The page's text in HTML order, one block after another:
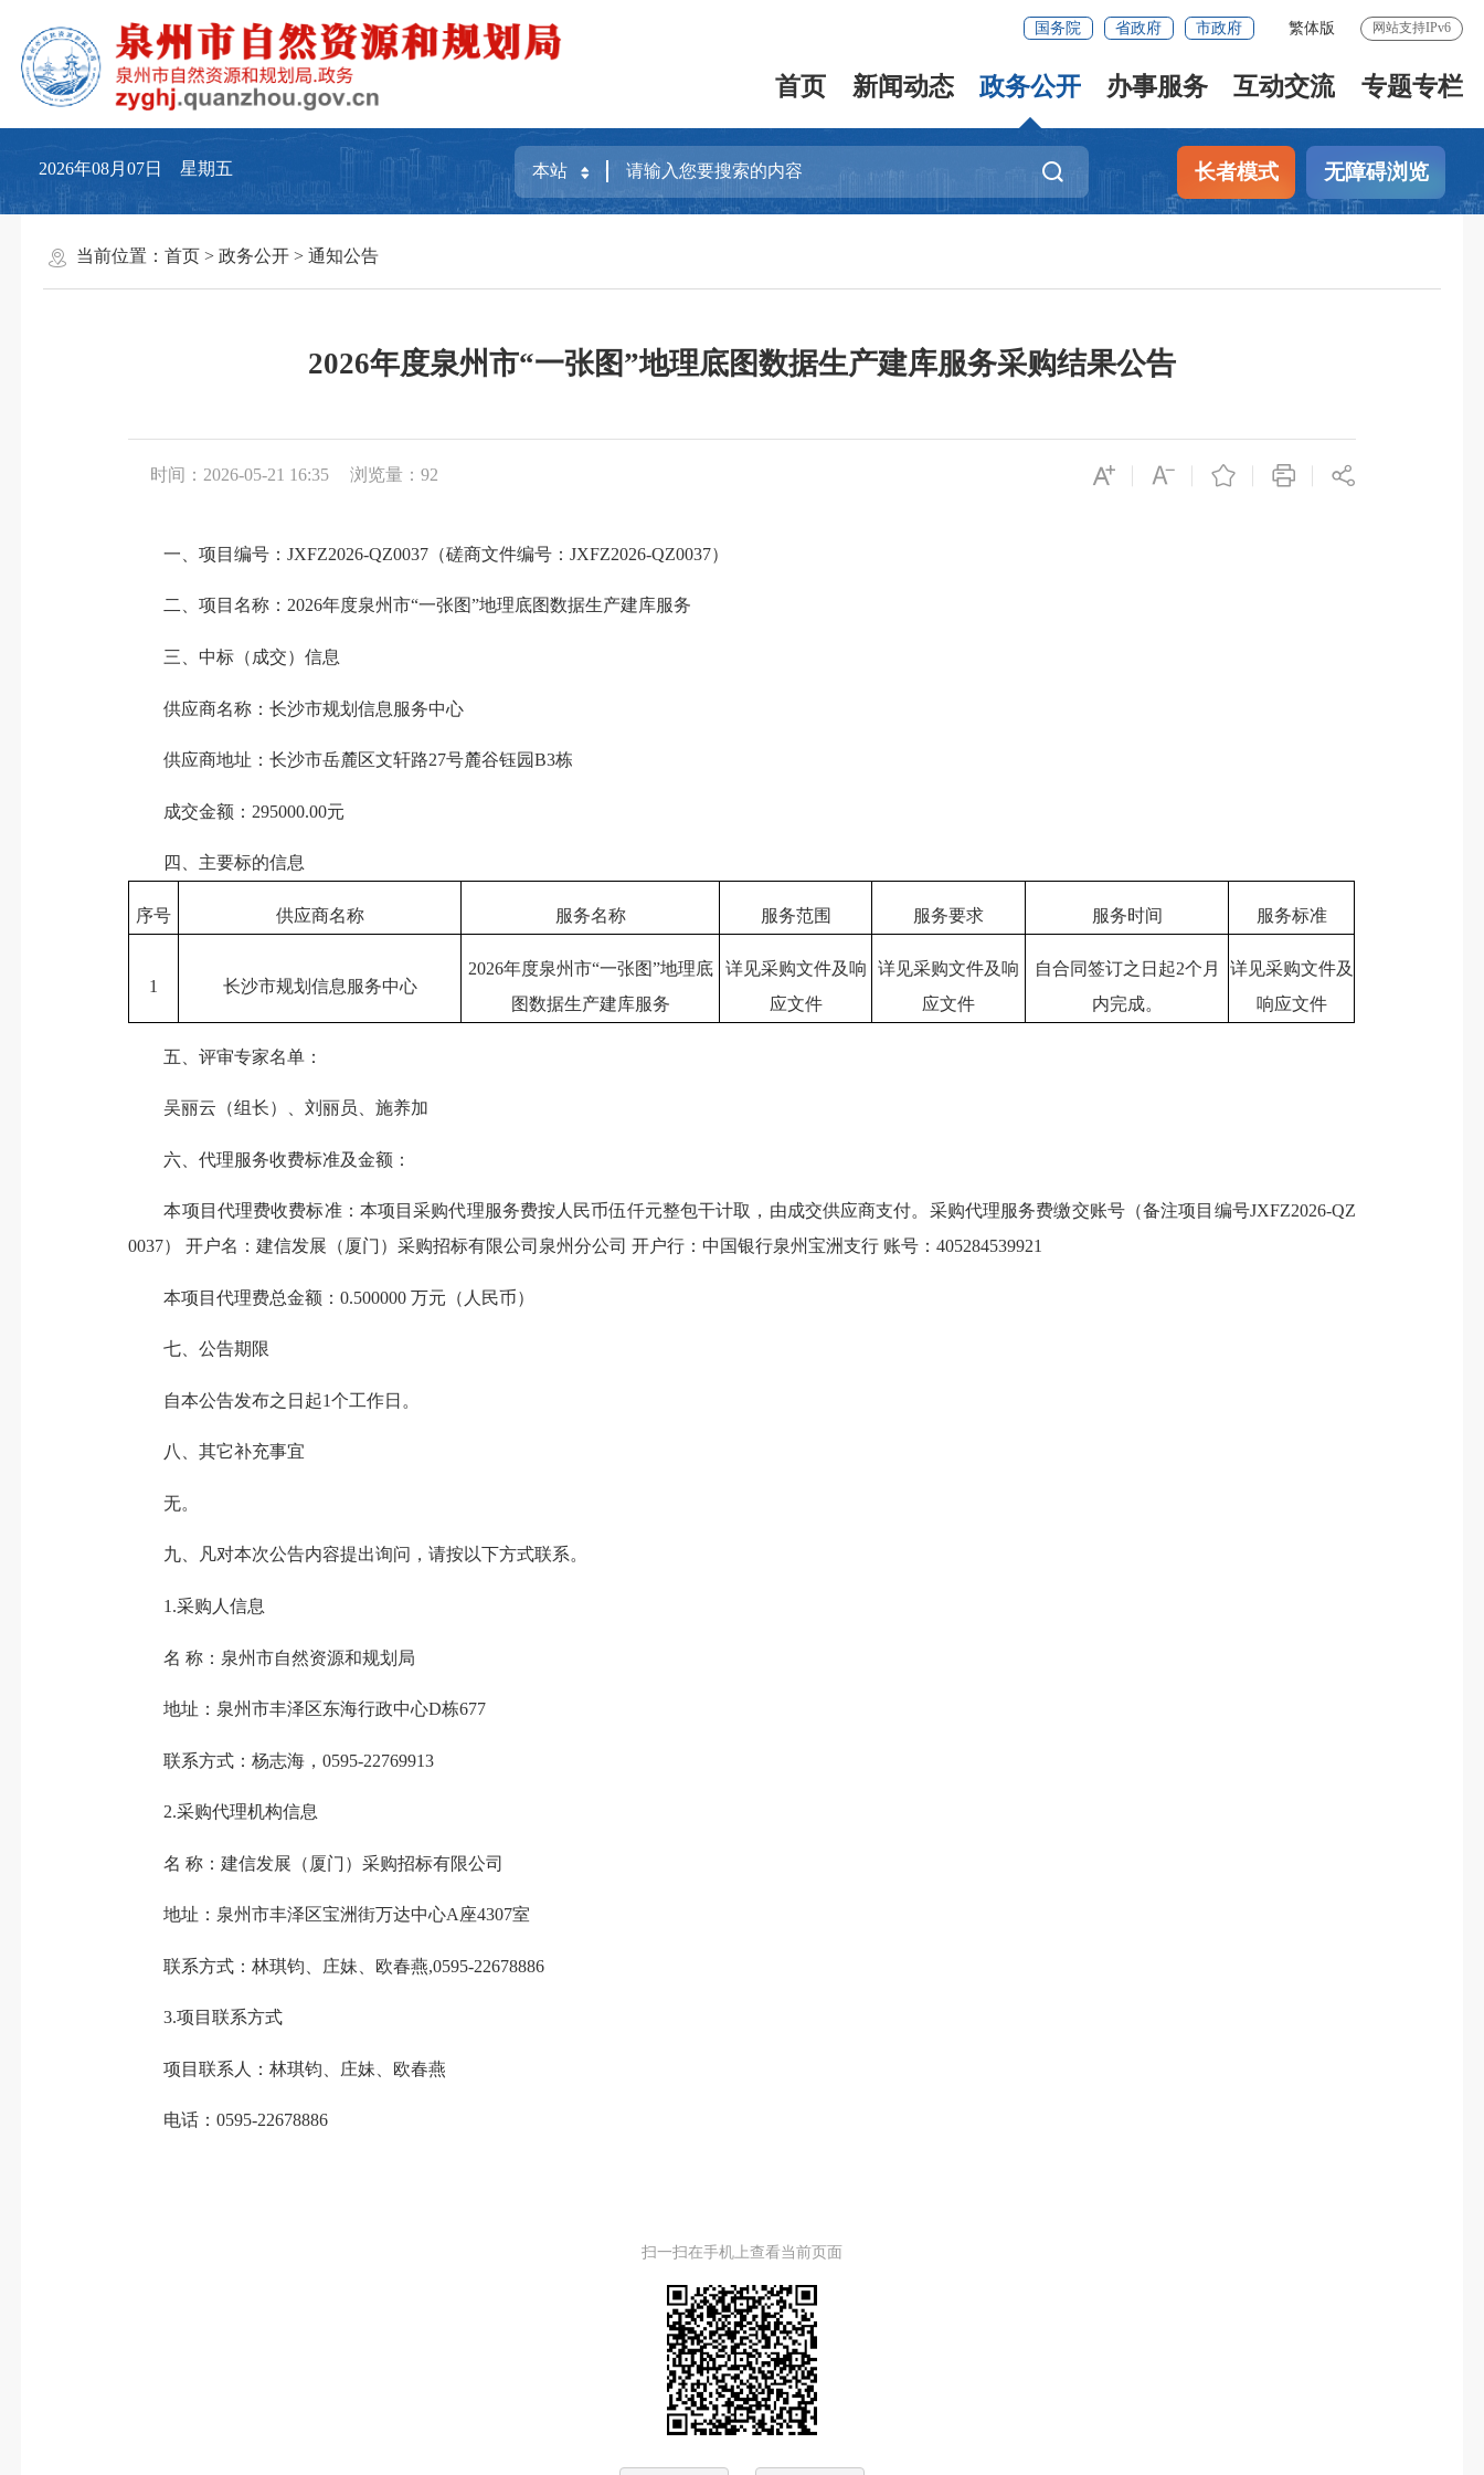
国务院 省政府 市政府 繁体版 网站支持IPv6
首页 新闻动态 政务公开 办事服务 互动交流 专题专栏
2026年08月07日 星期五 长者模式 无障碍浏览
当前位置：首页 >政务公开 >通知公告
2026年度泉州市“一张图”地理底图数据生产建库服务采购结果公告
时间：2026-05-21 16:35 浏览量： 92
一、项目编号：JXFZ2026-QZ0037（磋商文件编号：JXFZ2026-QZ0037）
二、项目名称：2026年度泉州市“一张图”地理底图数据生产建库服务
三、中标（成交）信息
供应商名称：长沙市规划信息服务中心
供应商地址：长沙市岳麓区文轩路27号麓谷钰园B3栋
成交金额：295000.00元
四、主要标的信息
序号 供应商名称 服务名称 服务范围 服务要求 服务时间 服务标准
1 长沙市规划信息服务中心
2026年度泉州市“一张图”地理底
图数据生产建库服务
详见采购文件及响
应文件
详见采购文件及响
应文件
自合同签订之日起2个月
内完成。
详见采购文件及
响应文件
五、评审专家名单：
吴丽云（组长）、刘丽员、施养加
六、代理服务收费标准及金额：
本项目代理费收费标准：本项目采购代理服务费按人民币伍仟元整包干计取，由成交供应商支付。采购代理服务费缴交账号（备注项目编号JXFZ2026-QZ
0037） 开户名：建信发展（厦门）采购招标有限公司泉州分公司 开户行：中国银行泉州宝洲支行 账号：405284539921
本项目代理费总金额：0.500000 万元（人民币）
七、公告期限
自本公告发布之日起1个工作日。
八、其它补充事宜
无。
九、凡对本次公告内容提出询问，请按以下方式联系。
1.采购人信息
名 称：泉州市自然资源和规划局
地址：泉州市丰泽区东海行政中心D栋677
联系方式：杨志海，0595-22769913
2.采购代理机构信息
名 称：建信发展（厦门）采购招标有限公司
地址：泉州市丰泽区宝洲街万达中心A座4307室
联系方式：林琪钧、庄妹、欧春燕,0595-22678886
3.项目联系方式
项目联系人：林琪钧、庄妹、欧春燕
电话：0595-22678886
扫一扫在手机上查看当前页面